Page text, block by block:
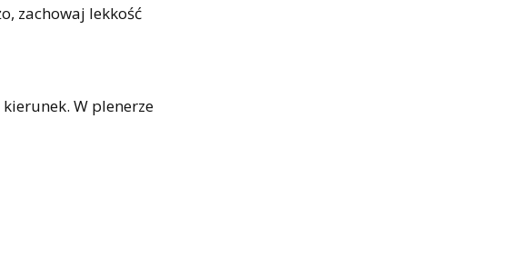
zachowaj lekkość
W plenerze